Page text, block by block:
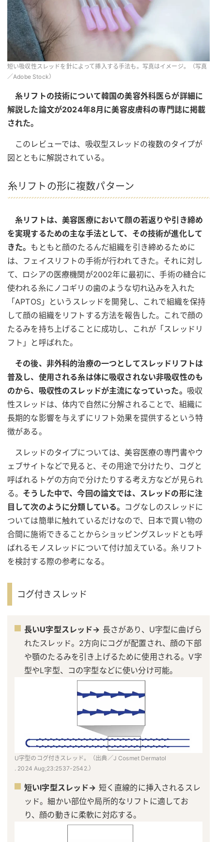
短い吸収性スレッドを針によって挿入する手法も。写真はイメージ。（写真
／Adobe Stock）
糸リフトの技術について韓国の美容外科医らが詳細に
解説した論文が2024年8月に美容皮膚科の専門誌に掲載
された。
このレビューでは、吸収型スレッドの複数のタイプが
図とともに解説されている。
糸リフトの形に複数パターン
糸リフトは、美容医療において顔の若返りや引き締め
を実現するための主な手法として、その技術が進化して
きた。 もともと顔のたるんだ組織を引き締めるために
は、フェイスリフトの手術が行われてきた。それに対し
て、ロシアの医療機関が2002年に最初に、手術の縫合に
使われる糸にノコギリの歯のような切れ込みを入れた
「APTOS」というスレッドを開発し、これで組織を保持
して顔の組織をリフトする方法を報告した。これで顔の
たるみを持ち上げることに成功し、これが「スレッドリ
フト」と呼ばれた。
その後、非外科的治療の一つとしてスレッドリフトは
普及し、使用される糸は体に吸収されない非吸収性のも
のから、吸収性のスレッドが主流になっていった。 吸収
性スレッドは、体内で自然に分解されることで、組織に
長期的な影響を与えずにリフト効果を提供するという特
徴がある。
スレッドのタイプについては、美容医療の専門書やウ
ェブサイトなどで見ると、その用途で分けたり、コグと
呼ばれるトゲの方向で分けたりする考え方などが見られ
る。 そうした中で、今回の論文では、スレッドの形に注
目して次のように分類している。 コグなしのスレッドに
ついては簡単に触れているだけなので、日本で買い物の
合間に施術できることからショッピングスレッドとも呼
ばれるモノスレッドについて付け加えている。糸リフト
を検討する際の参考になる。
コグ付きスレッド
長いU字型スレッド→ 長さがあり、U字型に曲げら
れたスレッド。2方向にコグが配置され、顔の下部
や顎のたるみを引き上げるために使用される。V字
型やL字型、コの字型などに使い分け可能。
U字型のコグ付きスレッド。（出典／J Cosmet Dermatol
. 2024 Aug;23:2537-2542.）
短いI字型スレッド→ 短く直線的に挿入されるスレ
ッド。細かい部位や局所的なリフトに適してお
り、顔の動きに柔軟に対応する。